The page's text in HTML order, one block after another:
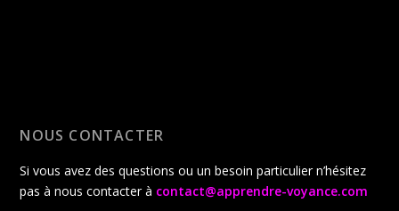
NOUS CONTACTER
Si vous avez des questions ou un besoin particulier n’hésitez
pas à nous contacter à contact@apprendre-voyance.com